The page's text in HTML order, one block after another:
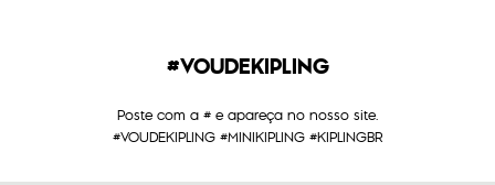
#VOUDEKIPLING
Poste com a # e apareça no nosso site.
#VOUDEKIPLING #MINIKIPLING #KIPLINGBR